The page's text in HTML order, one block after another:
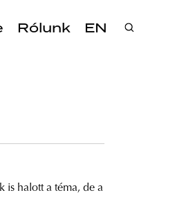
Rólunk EN
is halott a téma, de a